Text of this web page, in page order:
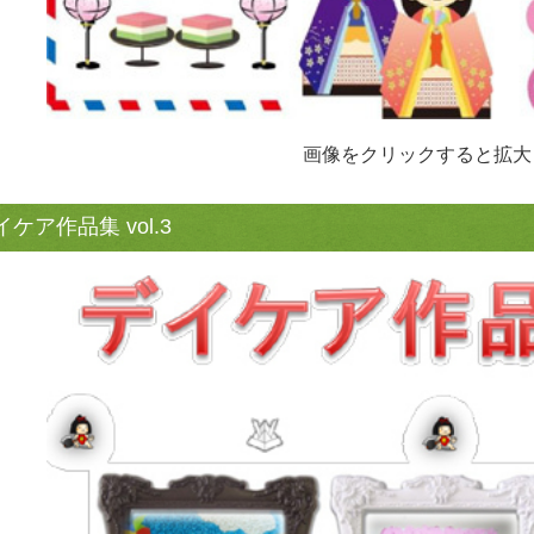
画像をクリックすると拡
ケア作品集 vol.3